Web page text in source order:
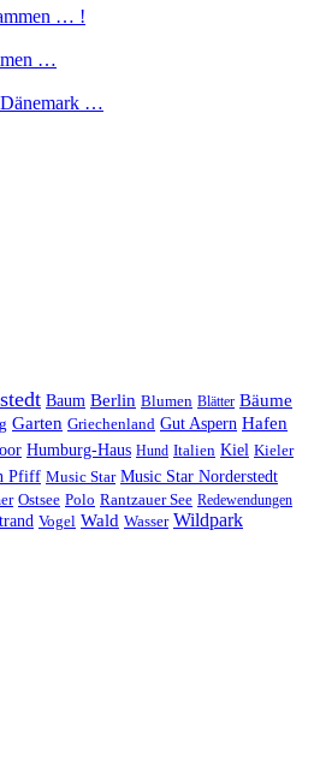
… !
…
…
Baum Berlin Blumen Blätter Bäume
Garten Griechenland Gut Aspern Hafen
Humburg-Haus Hund Italien Kiel Kieler
Pfiff Music Star Music Star Norderstedt
Ostsee Polo Rantzauer See Redewendungen
Vogel Wald Wasser Wildpark